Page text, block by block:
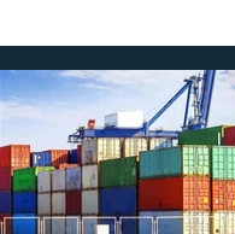
das comunidades e dar
muitas vezes passam
grandes meios de
do que um jornal ou um
Ruralito tornou-se uma
nasceu do